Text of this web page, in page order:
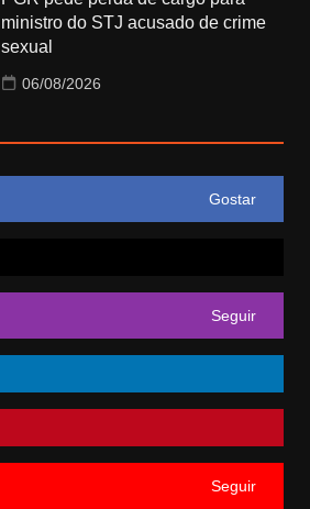
ministro do STJ acusado de crime
sexual
06/08/2026
Gostar
Seguir
Seguir